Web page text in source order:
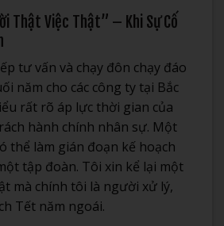
Thật Việc Thật” – Khi Sự Cố
tư vấn và chạy đôn chạy đáo
năm cho các công ty tại Bắc
rất rõ áp lực thời gian của
hành chính nhân sự. Một
thể làm gián đoạn kế hoạch
tập đoàn. Tôi xin kể lại một
mà chính tôi là người xử lý,
Tết năm ngoái.